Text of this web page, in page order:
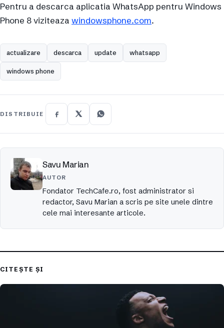
Pentru a descarca aplicatia WhatsApp pentru Windows
Phone 8 viziteaza windowsphone.com.
actualizare descarca update whatsapp
windows phone
DISTRIBUIE
Savu Marian
AUTOR
Fondator TechCafe.ro, fost administrator si
redactor, Savu Marian a scris pe site unele dintre
cele mai interesante articole.
CITEȘTE ȘI